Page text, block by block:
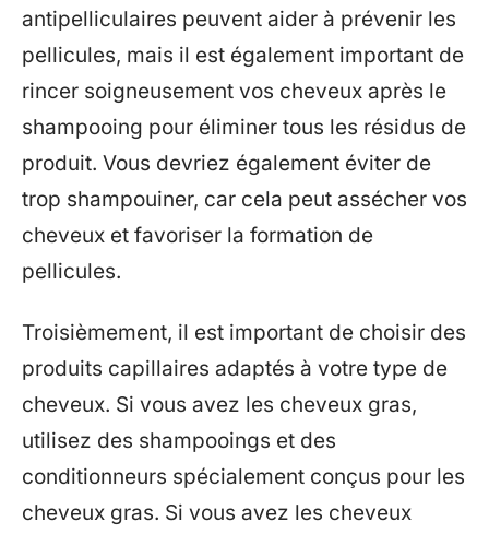
antipelliculaires peuvent aider à prévenir les
pellicules, mais il est également important de
rincer soigneusement vos cheveux après le
shampooing pour éliminer tous les résidus de
produit. Vous devriez également éviter de
trop shampouiner, car cela peut assécher vos
cheveux et favoriser la formation de
pellicules.
Troisièmement, il est important de choisir des
produits capillaires adaptés à votre type de
cheveux. Si vous avez les cheveux gras,
utilisez des shampooings et des
conditionneurs spécialement conçus pour les
cheveux gras. Si vous avez les cheveux